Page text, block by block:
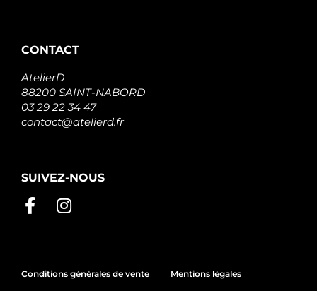
CONTACT
AtelierD
88200 SAINT-NABORD
03 29 22 34 47
contact@atelierd.fr
SUIVEZ-NOUS
Conditions générales de vente Mentions légales